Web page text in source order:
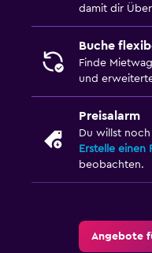
damit dir
Buche
Finde
und
Preisalarm
Du willst
Erstelle einen
beobachten.
Angebote